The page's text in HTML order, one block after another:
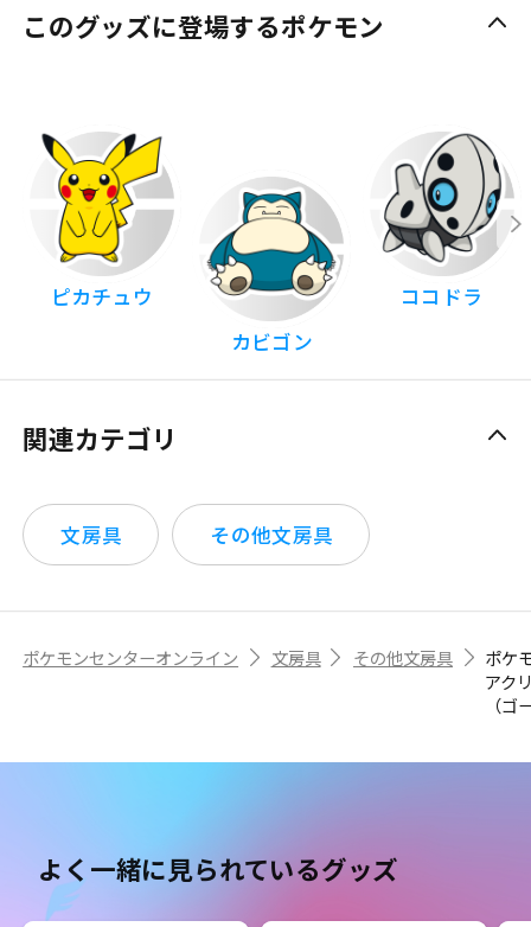
このグッズに登場するポケモン
ピカチュウ
カビゴン
ココドラ
関連カテゴリ
文房具 その他文房具
ポケモンセンターオンライン 文房具 その他文房具
ポケ
アク
（
よく一緒に見られているグッズ